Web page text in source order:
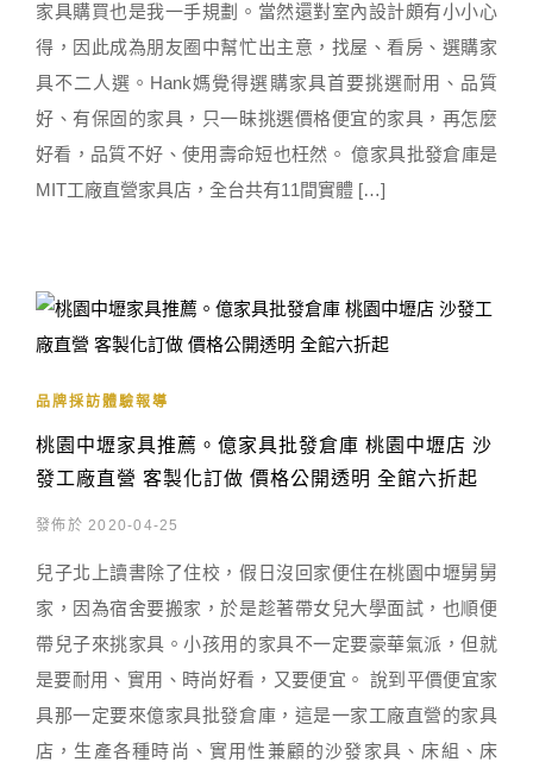
家具購買也是我一手規劃。當然還對室內設計頗有小小心
得，因此成為朋友圈中幫忙出主意，找屋、看房、選購家
具不二人選。Hank媽覺得選購家具首要挑選耐用、品質
好、有保固的家具，只一昧挑選價格便宜的家具，再怎麼
好看，品質不好、使用壽命短也枉然。 億家具批發倉庫是
MIT工廠直營家具店，全台共有11間實體 […]
品牌採訪體驗報導
桃園中壢家具推薦。億家具批發倉庫 桃園中壢店 沙
發工廠直營 客製化訂做 價格公開透明 全館六折起
發佈於 2020-04-25
兒子北上讀書除了住校，假日沒回家便住在桃園中壢舅舅
家，因為宿舍要搬家，於是趁著帶女兒大學面試，也順便
帶兒子來挑家具。小孩用的家具不一定要豪華氣派，但就
是要耐用、實用、時尚好看，又要便宜。 說到平價便宜家
具那一定要來億家具批發倉庫，這是一家工廠直營的家具
店，生產各種時尚、實用性兼顧的沙發家具、床組、床